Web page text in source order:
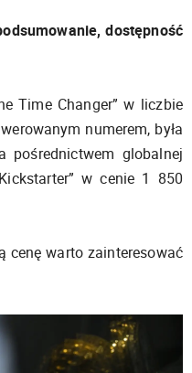
dostępność
Time Changer” w liczbie
numerem, była
pośrednictwem globalnej
w cenie 1 850
cenę warto zainteresować